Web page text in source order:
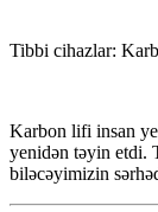
Tibbi cihazlar:
Karbon lifi insan
yenidən təyin etdi.
biləcəyimizin